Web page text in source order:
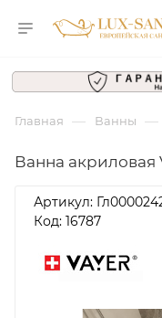
Главная — Ванны —
Ванна акриловая
Артикул:
Код: 16787